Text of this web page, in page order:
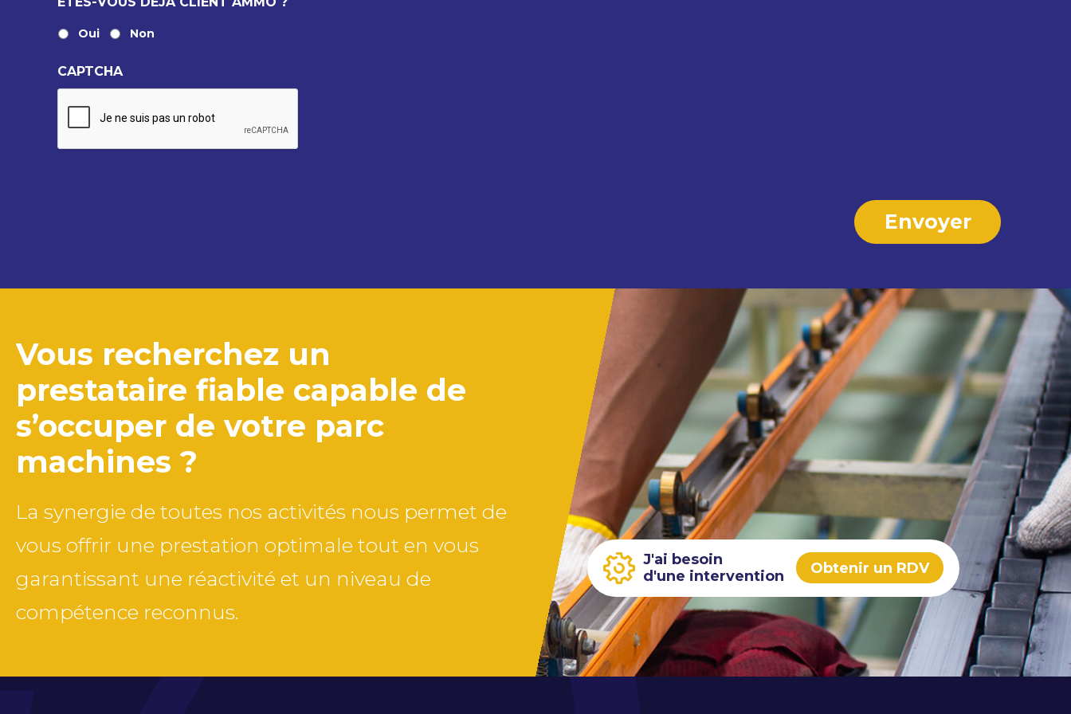
Oui Non
CAPTCHA
Vous recherchez un
prestataire fiable capable de
s’occuper de votre parc
machines ?
La synergie de toutes nos activités nous permet de
vous offrir une prestation optimale tout en vous
garantissant une réactivité et un niveau de
compétence reconnus.
J'ai besoin
d'une intervention
Obtenir un RDV